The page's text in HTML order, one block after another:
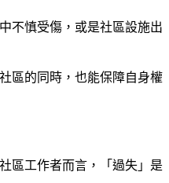
不慎受傷，或是社區設施出
區的同時，也能保障自身權
區工作者而言，「過失」是